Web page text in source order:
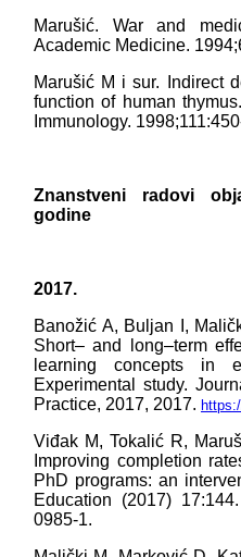
Marušić. War and
Academic Medicine.
Marušić M i sur. Indirect
function of human
Immunology.
Znanstveni radovi
godine
2017.
Banožić A, Buljan I,
Short– and long–term
learning concepts in
Experimental study.
Practice, 2017, 2017.
Viđak M, Tokalić R,
Improving completion
PhD programs: an
Education (2017)
0985-1.